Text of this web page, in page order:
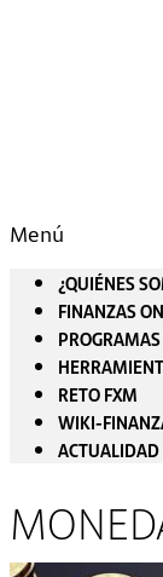
Menú
¿QUIÉNES
FINANZAS
RETO FXM
WIKI-
ACTUALIDAD